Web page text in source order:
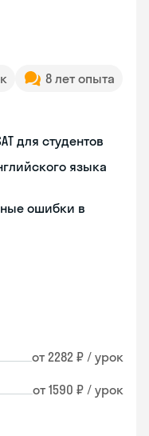
8 лет опыта
для студентов
языка
ошибки в
от 2282 ₽ / урок
от 1590 ₽ / урок